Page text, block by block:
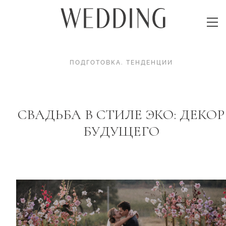
ПОДГОТОВКА. ТЕНДЕНЦИИ
СВАДЬБА В СТИЛЕ ЭКО: ДЕКОР
БУДУЩЕГО